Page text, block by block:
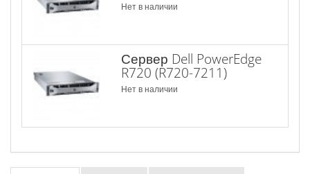
Нет в наличии
Сервер Dell PowerEdge
R720 (R720-7211)
Нет в наличии